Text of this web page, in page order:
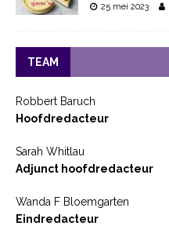
25 mei 2023
TEAM
Robbert Baruch
Hoofdredacteur
Sarah Whitlau
Adjunct hoofdredacteur
Wanda F Bloemgarten
Eindredacteur